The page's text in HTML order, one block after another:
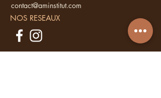
contact@aminstitut.com
NOS RESEAUX